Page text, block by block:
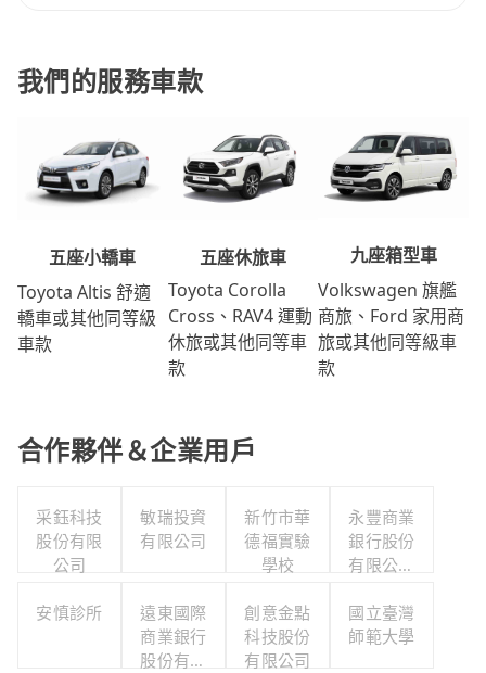
我們的服務車款
五座小轎車
Toyota Altis 舒適
轎車或其他同等級
車款
五座休旅車
Toyota Corolla
Cross、RAV4 運動
休旅或其他同等車
款
九座箱型車
Volkswagen 旗艦
商旅、Ford 家用商
旅或其他同等級車
款
合作夥伴＆企業用戶
采鈺科技
股份有限
公司
敏瑞投資
有限公司
新竹市華
德福實驗
學校
永豐商業
銀行股份
有限公司
司
安慎診所
遠東國際
商業銀行
股份有限
創意金點
科技股份
有限公司
國立臺灣
師範大學